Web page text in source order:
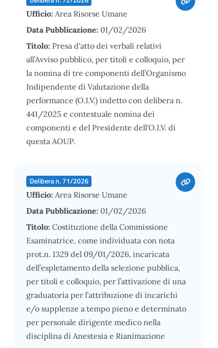
Ufficio: Area Risorse Umane
Data Pubblicazione: 01/02/2026
Titolo: Presa d'atto dei verbali relativi
all’Avviso pubblico, per titoli e colloquio, per
la nomina di tre componenti dell’Organismo
Indipendente di Valutazione della
performance (O.I.V.) indetto con delibera n.
441/2025 e contestuale nomina dei
componenti e del Presidente dell'O.I.V. di
questa AOUP.
Delibera n. 71/2026
Ufficio: Area Risorse Umane
Data Pubblicazione: 01/02/2026
Titolo: Costituzione della Commissione
Esaminatrice, come individuata con nota
prot.n. 1329 del 09/01/2026, incaricata
dell’espletamento della selezione pubblica,
per titoli e colloquio, per l’attivazione di una
graduatoria per l’attribuzione di incarichi
e/o supplenze a tempo pieno e determinato
per personale dirigente medico nella
disciplina di Anestesia e Rianimazione